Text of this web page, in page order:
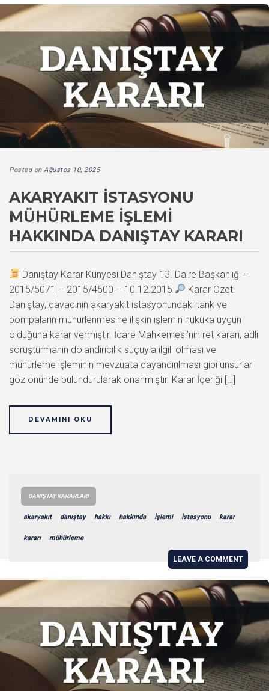
Posted on Ağustos 10, 2025
AKARYAKIT İSTASYONU
MÜHÜRLEME İŞLEMI
HAKKINDA DANIŞTAY KARARI
Danıştay Karar Künyesi Danıştay 13. Daire Başkanlığı –
2015/5071 – 2015/4500 – 10.12.2015
Karar Özeti
Danıştay, davacının akaryakıt istasyonundaki tank ve
pompaların mühürlenmesine ilişkin işlemin hukuka uygun
olduğuna karar vermiştir. İdare Mahkemesi’nin ret kararı, adli
soruşturmanın dolandırıcılık suçuyla ilgili olması ve
mühürleme işleminin mevzuata dayandırılması gibi unsurlar
göz önünde bulundurularak onanmıştır. Karar İçeriği […]
DEVAMINI OKU
DANIŞTAY KARARLARI
akaryakıt danıştay hakkı hakkında İşlemi İstasyonu karar
kararı mühürleme
LEAVE A COMMENT